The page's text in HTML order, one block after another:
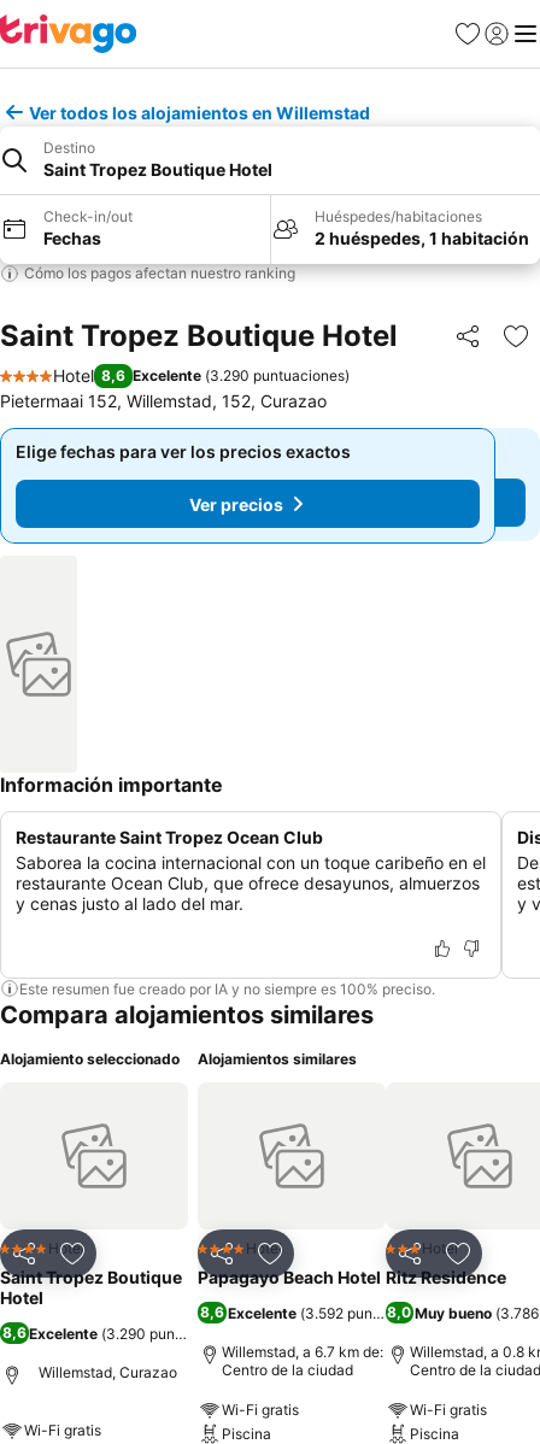
Favoritos
Iniciar
Ver todos los alojamientos en Willemstad
Destino
Saint Tropez Boutique Hotel
Check-in/out
Fechas
Huéspedes/habitaciones
2 huéspedes, 1 habitación
Cómo los pagos afectan nuestro ranking
Saint Tropez Boutique Hotel Compartir
4 Estrellas
Hotel 8,6 Excelente (3.290 puntuaciones)
Pietermaai 152, Willemstad, 152, Curazao
Elige fechas para ver los precios exactos
Ver precios
Elige fechas para ver los precios exactos
Ver precios
Información importante
Restaurante Saint Tropez Ocean Club
Saborea la cocina internacional con un toque caribeño en el
restaurante Ocean Club, que ofrece desayunos, almuerzos
y cenas justo al lado del mar.
y
Este resumen fue creado por IA y no siempre es 100% preciso.
Compara alojamientos similares
Alojamiento seleccionado
CompartirAgregar a favoritos
4 EstrellasHotel
Saint Tropez Boutique
Hotel
8,6Excelente (3.290 puntuaciones
Willemstad, Curazao
Wi-Fi gratis
Alojamientos similares
CompartirAgregar a favoritos
4 EstrellasHotel
Papagayo Beach Hotel
8,6 Excelente (3.592 puntuaciones)
Willemstad, a 6.7 km de:
Centro de la ciudad
Wi-Fi gratis
Piscina
CompartirAgregar
3 Estrellas
Hotel
Ritz Residence
8,0 Muy bueno (
Willemstad, a 0.8
Centro de la ciudad
Wi-Fi gratis
Piscina